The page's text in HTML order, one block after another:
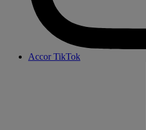
Accor TikTok